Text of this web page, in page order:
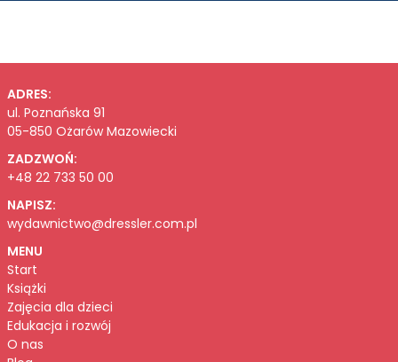
ADRES:
ul. Poznańska 91
05-850 Ożarów Mazowiecki
ZADZWOŃ:
+48 22 733 50 00
NAPISZ:
wydawnictwo@dressler.com.pl
MENU
Start
Książki
Zajęcia dla dzieci
Edukacja i rozwój
O nas